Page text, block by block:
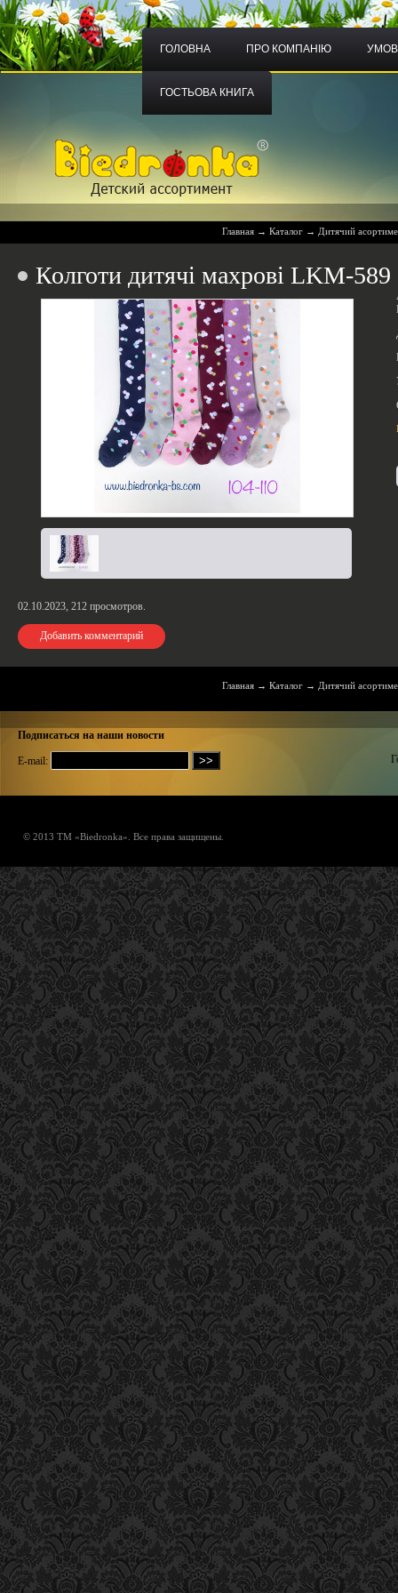
ГОЛОВНА ПРО КОМПАНІЮ
ГОСТЬОВА КНИГА
Главная →Каталог → Дитячий
Колготи дитячі махрові LKM-
02.10.2023, 212 просмотров.
Добавить комментарий
Главная →Каталог → Дитячий
Подписаться на наши новости
E-mail:
© 2013 ТМ «Biedronka». Все права защищены.